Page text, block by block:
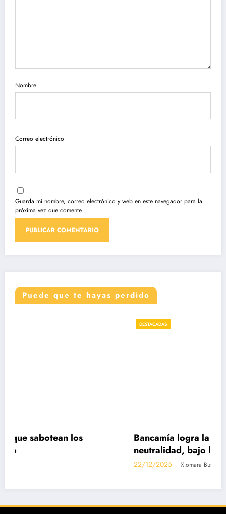
Nombre
Correo electrónico
Guarda mi nombre, correo electrónico y web en este navegador para la
próxima vez que comente.
Puede que te hayas perdido
Bancamía logra la certificación carbono
neutralidad, bajo la norma internacional
Xiomara Bustos